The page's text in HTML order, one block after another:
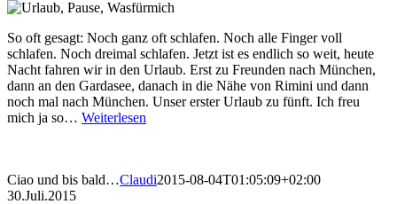
So oft gesagt: Noch ganz oft schlafen. Noch alle Finger voll
schlafen. Noch dreimal schlafen. Jetzt ist es endlich so weit, heute
Nacht fahren wir in den Urlaub. Erst zu Freunden nach München,
dann an den Gardasee, danach in die Nähe von Rimini und dann
noch mal nach München. Unser erster Urlaub zu fünft. Ich freu
mich ja so… Weiterlesen
Ciao und bis bald…Claudi2015-08-04T01:05:09+02:00
30.Juli.2015